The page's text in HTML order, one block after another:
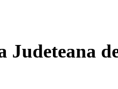
Judeteana